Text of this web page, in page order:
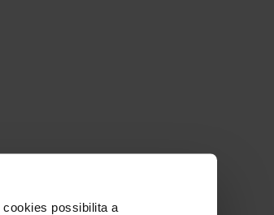
possibilita a